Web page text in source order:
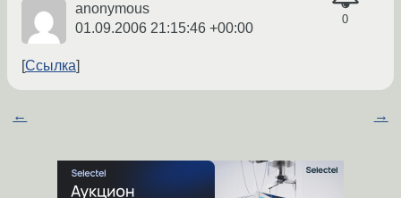
0
anonymous
01.09.2006 21:15:46 +00:00
Ссылка
← →